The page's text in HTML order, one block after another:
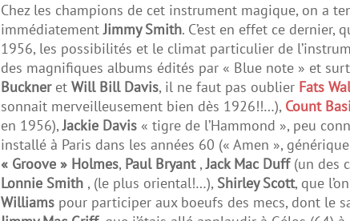
Chez les champions de cet instrument magique, on a
immédiatementJimmy Smith. C’est en effet ce
1956, les possibilités et le climat particulier de
des magnifiques albums édités par « Blue note » et
Buckneret Will Bill Davis, il ne faut pas oublier Fats
sonnait merveilleusement bien dès 1926!!…), Count
en 1956),Jackie Davis « tigre de l’Hammond », peu
installé à Paris dans les années 60 (« Amen »,
« Groove » Holmes, Paul Bryant,Jack Mac Duff (un des
Lonnie Smith , (le plus oriental!…), Shirley Scott, que
Williams pour participer aux boeufs des mecs, dont le